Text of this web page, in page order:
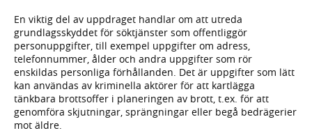
En viktig del av uppdraget handlar om att utreda
grundlagsskyddet för söktjänster som offentliggör
personuppgifter, till exempel uppgifter om adress,
telefonnummer, ålder och andra uppgifter som rör
enskildas personliga förhållanden. Det är uppgifter som lätt
kan användas av kriminella aktörer för att kartlägga
tänkbara brottsoffer i planeringen av brott, t.ex. för att
genomföra skjutningar, sprängningar eller begå bedrägerier
mot äldre.